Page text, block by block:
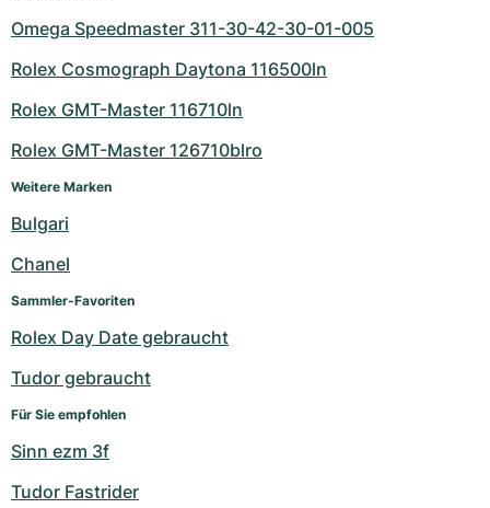
Omega Speedmaster 311-30-42-30-01-005
Rolex Cosmograph Daytona 116500ln
Rolex GMT-Master 116710ln
Rolex GMT-Master 126710blro
Weitere Marken
Bulgari
Chanel
Sammler-Favoriten
Rolex Day Date gebraucht
Tudor gebraucht
Für Sie empfohlen
Sinn ezm 3f
Tudor Fastrider